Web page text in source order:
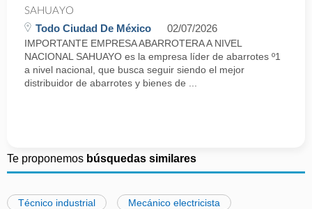
SAHUAYO
Todo Ciudad De México 02/07/2026
IMPORTANTE EMPRESA ABARROTERA A NIVEL
NACIONAL SAHUAYO es la empresa líder de abarrotes º1
a nivel nacional, que busca seguir siendo el mejor
distribuidor de abarrotes y bienes de ...
Te proponemos búsquedas similares
Técnico industrial Mecánico electricista